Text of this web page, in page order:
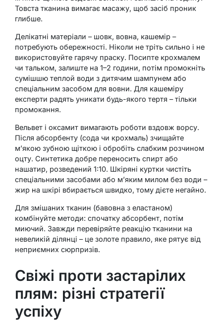
Товста тканина вимагає масажу, щоб засіб проник
глибше.
Делікатні матеріали – шовк, вовна, кашемір –
потребують обережності. Ніколи не тріть сильно і не
використовуйте гарячу праску. Посипте крохмалем
чи тальком, залиште на 1–2 години, потім промокніть
сумішшю теплой води з дитячим шампунем або
спеціальним засобом для вовни. Для кашеміру
експерти радять уникати будь-якого тертя – тільки
промокання.
Вельвет і оксамит вимагають роботи вздовж ворсу.
Після абсорбенту (сода чи крохмаль) зчищайте
м’якою зубною щіткою і обробіть слабким розчином
оцту. Синтетика добре переносить спирт або
нашатир, розведений 1:10. Шкіряні куртки чистіть
спеціальними засобами або м’яким милом без води –
жир на шкірі вбирається швидко, тому дієте негайно.
Для змішаних тканин (бавовна з еластаном)
комбінуйте методи: спочатку абсорбент, потім
миючий. Завжди перевіряйте реакцію тканини на
невеликій ділянці – це золоте правило, яке рятує від
неприємних сюрпризів.
Свіжі проти застарілих
плям: різні стратегії
успіху